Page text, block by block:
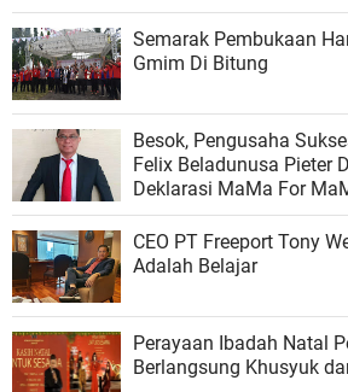
Semarak Pembukaan
Gmim Di Bitung
Besok, Pengusaha
Felix Beladunusa Pieter
Deklarasi MaMa For
CEO PT Freeport Tony
Adalah Belajar
Perayaan Ibadah Natal
Berlangsung Khusyuk